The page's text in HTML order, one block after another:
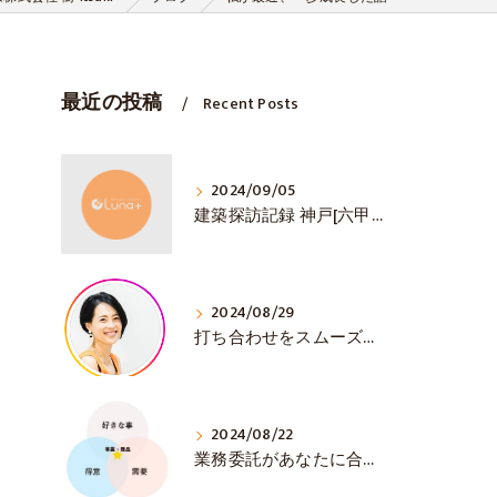
最近の投稿 Recent Posts
2024/09/05
建築探訪記録 神戸[六甲山ミーツ・アート]
2024/08/29
打ち合わせをスムーズに💛 初対面で大事な3選！
2024/08/22
業務委託があなたに合うか見極める方法